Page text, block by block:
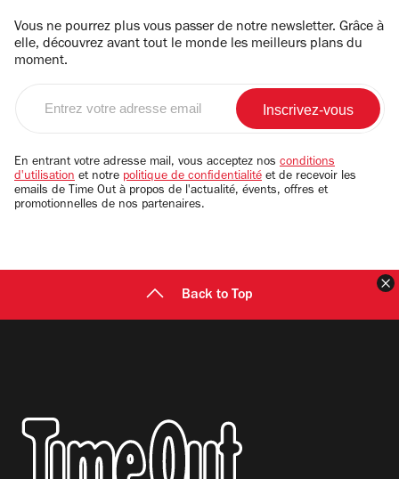
Vous ne pourrez plus vous passer de notre newsletter. Grâce à
elle, découvrez avant tout le monde les meilleurs plans du
moment.
email
En entrant votre adresse mail, vous acceptez nos conditions
d'utilisation et notre politique de confidentialité et de recevoir les
emails de Time Out à propos de l'actualité, évents, offres et
promotionnelles de nos partenaires.
Back to Top